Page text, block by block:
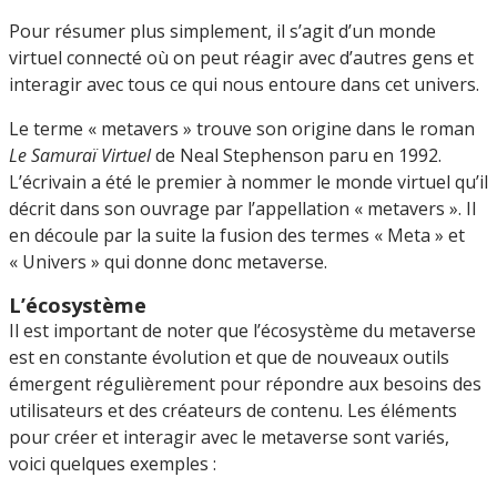
Pour résumer plus simplement, il s’agit d’un monde
virtuel connecté où on peut réagir avec d’autres gens et
interagir avec tous ce qui nous entoure dans cet univers.
Le terme « metavers » trouve son origine dans le roman
Le Samuraï Virtuelde Neal Stephenson paru en 1992.
L’écrivain a été le premier à nommer le monde virtuel qu’il
décrit dans son ouvrage par l’appellation « metavers ». Il
en découle par la suite la fusion des termes « Meta » et
« Univers » qui donne donc metaverse.
L’écosystème
Il est important de noter que l’écosystème du metaverse
est en constante évolution et que de nouveaux outils
émergent régulièrement pour répondre aux besoins des
utilisateurs et des créateurs de contenu. Les éléments
pour créer et interagir avec le metaverse sont variés,
voici quelques exemples :